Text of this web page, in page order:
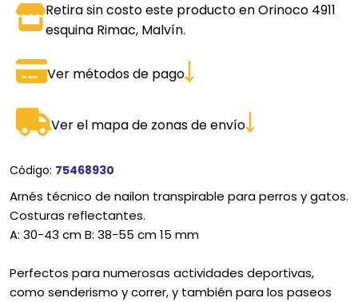
Retira sin costo este producto en Orinoco 4911
esquina Rimac, Malvín.
Ver métodos de pago
Ver el mapa de zonas de envío
Código: 75468930
Arnés técnico de nailon transpirable para perros y gatos.
Costuras reflectantes.
A: 30-43 cm B: 38-55 cm 15 mm
Perfectos para numerosas actividades deportivas,
como senderismo y correr, y también para los paseos